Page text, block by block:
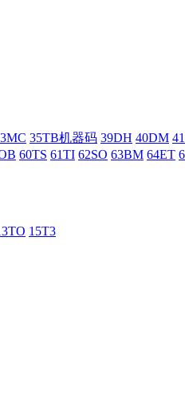
35TB机器码 39DH 40DM
60TS 61TI 62SO 63BM 64ET
15T3